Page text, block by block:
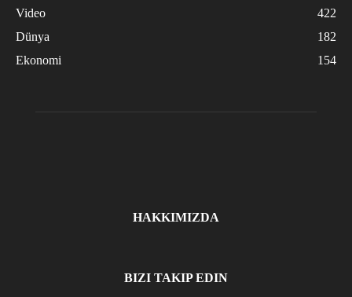
Video
422
Dünya
182
Ekonomi
154
HAKKIMIZDA
BIZI TAKIP EDIN